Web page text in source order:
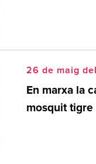
26 de maig
En marxa la
mosquit tigre